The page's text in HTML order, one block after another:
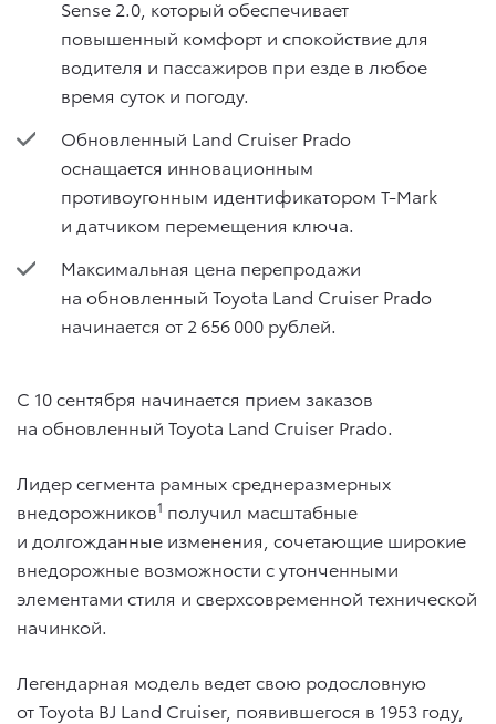
Sense 2.0, который обеспечивает
повышенный комфорт и спокойствие для
водителя и пассажиров при езде в любое
время суток и погоду.
Обновленный Land Cruiser Prado
оснащается инновационным
противоугонным идентификатором T-Mark
и датчиком перемещения ключа.
Максимальная цена перепродажи
на обновленный Toyota Land Cruiser Prado
начинается от 2 656 000 рублей.
С 10 сентября начинается прием заказов
на обновленный Toyota Land Cruiser Prado.
Лидер сегмента рамных среднеразмерных
внедорожников1 получил масштабные
и долгожданные изменения, сочетающие широкие
внедорожные возможности с утонченными
элементами стиля и сверхсовременной технической
начинкой.
Легендарная модель ведет свою родословную
от Toyota BJ Land Cruiser, появившегося в 1953 году,